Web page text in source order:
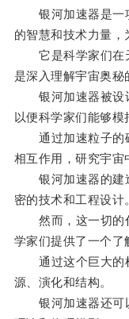
银河加速器是一
的智慧和技术力量，
它是科学家们在
是深入理解宇宙奥秘
银河加速器被设计
以便科学家们能够模
通过加速粒子的
相互作用，研究宇宙
银河加速器的建
密的技术和工程设计
然而，这一切的
学家们提供了一个了
通过这个巨大的
源、演化和结构。
银河加速器还可